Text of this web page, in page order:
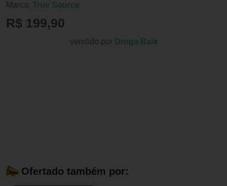
Marca: True Source
R$ 199,90
vendido por Droga Raia
Ofertado também por: